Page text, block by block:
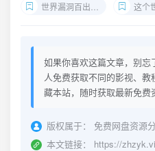
世界漏洞百出1080P简日双语下载 这个世界漏
如果你喜欢这篇文章，别
人免费获取不同的影视、
藏本站，随时获取最新免费
版权属于：
免费网盘资源
本文链接：
https://